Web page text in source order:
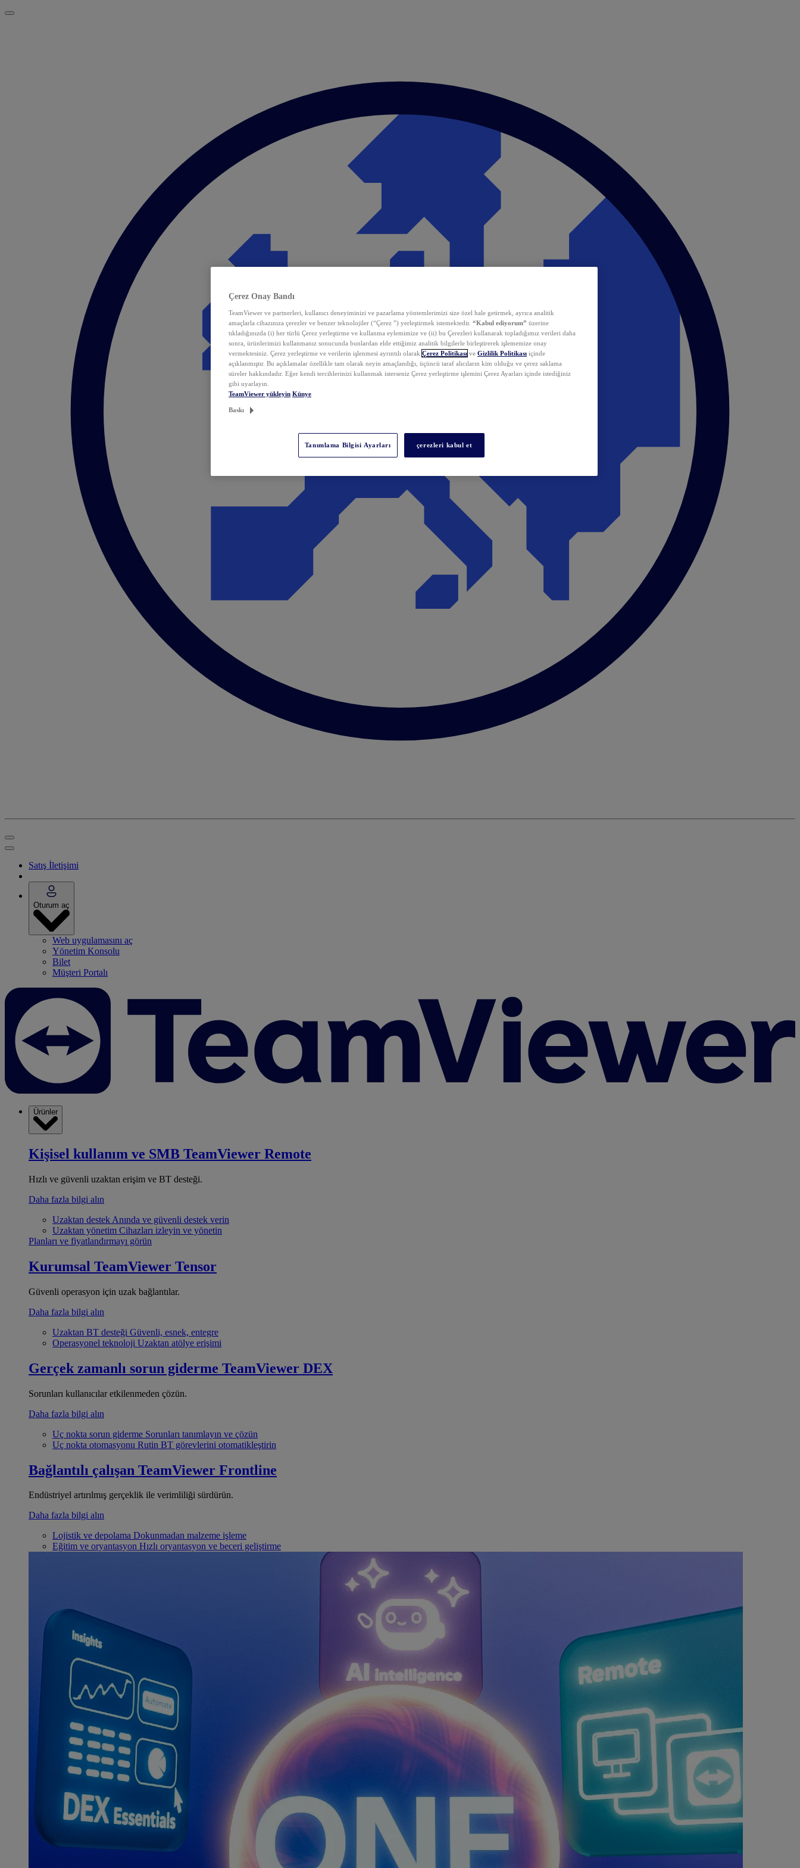
Satış İletişimi
Oturum aç
Web uygulamasını aç
Yönetim Konsolu
Bilet
Müşteri Portalı
Ürünler
Kişisel kullanım ve SMB TeamViewer Remote
Hızlı ve güvenli uzaktan erişim ve BT desteği.
Daha fazla bilgi alın
Uzaktan destek Anında ve güvenli destek verin
Uzaktan yönetim Cihazları izleyin ve yönetin
Planları ve fiyatlandırmayı görün
Kurumsal TeamViewer Tensor
Güvenli operasyon için uzak bağlantılar.
Daha fazla bilgi alın
Uzaktan BT desteği Güvenli, esnek, entegre
Operasyonel teknoloji Uzaktan atölye erişimi
Gerçek zamanlı sorun giderme TeamViewer DEX
Sorunları kullanıcılar etkilenmeden çözün.
Daha fazla bilgi alın
Uç nokta sorun giderme Sorunları tanımlayın ve çözün
Uç nokta otomasyonu Rutin BT görevlerini otomatikleştirin
Bağlantılı çalışan TeamViewer Frontline
Endüstriyel artırılmış gerçeklik ile verimliliği sürdürün.
Daha fazla bilgi alın
Lojistik ve depolama Dokunmadan malzeme işleme
Eğitim ve oryantasyon Hızlı oryantasyon ve beceri geliştirme
Çerez Onay Bandı
TeamViewer ve partnerleri, kullanıcı deneyiminizi ve pazarlama yöntemlerimizi size özel hale getirmek, ayrıca analitik
amaçlarla cihazınıza çerezler ve benzer teknolojiler (“Çerez ”) yerleştirmek istemektedir. “Kabul ediyorum” üzerine
tıkladığınızda (i) her türlü Çerez yerleştirme ve kullanma eylemimize ve (ii) bu Çerezleri kullanarak topladığımız verileri daha
sonra, ürünlerimizi kullanmanız sonucunda bunlardan elde ettiğimiz analitik bilgilerle birleştirerek işlememize onay
vermektesiniz. Çerez yerleştirme ve verilerin işlenmesi ayrıntılı olarak Çerez Politikası ve Gizlilik Politikası içinde
açıklanmıştır. Bu açıklamalar özellikle tam olarak neyin amaçlandığı, üçüncü taraf alıcıların kim olduğu ve çerez saklama
süreler hakkındadır. Eğer kendi tercihlerinizi kullanmak isterseniz Çerez yerleştirme işlemini Çerez Ayarları içinde istediğiniz
gibi uyarlayın.
TeamViewer yükleyin Künye
Baskı
Tanımlama Bilgisi Ayarları çerezleri kabul et